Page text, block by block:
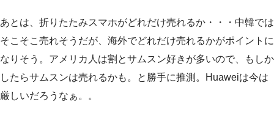
あとは、折りたたみスマホがどれだけ売れるか・・・中韓では
そこそこ売れそうだが、海外でどれだけ売れるかがポイントに
なりそう。アメリカ人は割とサムスン好きが多いので、もしか
したらサムスンは売れるかも。と勝手に推測。Huaweiは今は
厳しいだろうなぁ。。